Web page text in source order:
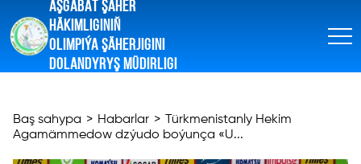
AŞGABAT ŞÄHER
HÄKIMLIGINIŇ
OLIMPIÝA ŞÄHERJIGINI
DOLANDYRYŞ MÜDIRLIGI
Baş sahypa > Habarlar >
Türkmenistanly Hekim
Agamämmedow dzýudo boýunça «U...